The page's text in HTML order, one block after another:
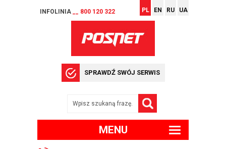
INFOLINIA __ 800 120 322 PL EN RU UA
SPRAWDŹ SWÓJ SERWIS
MENU